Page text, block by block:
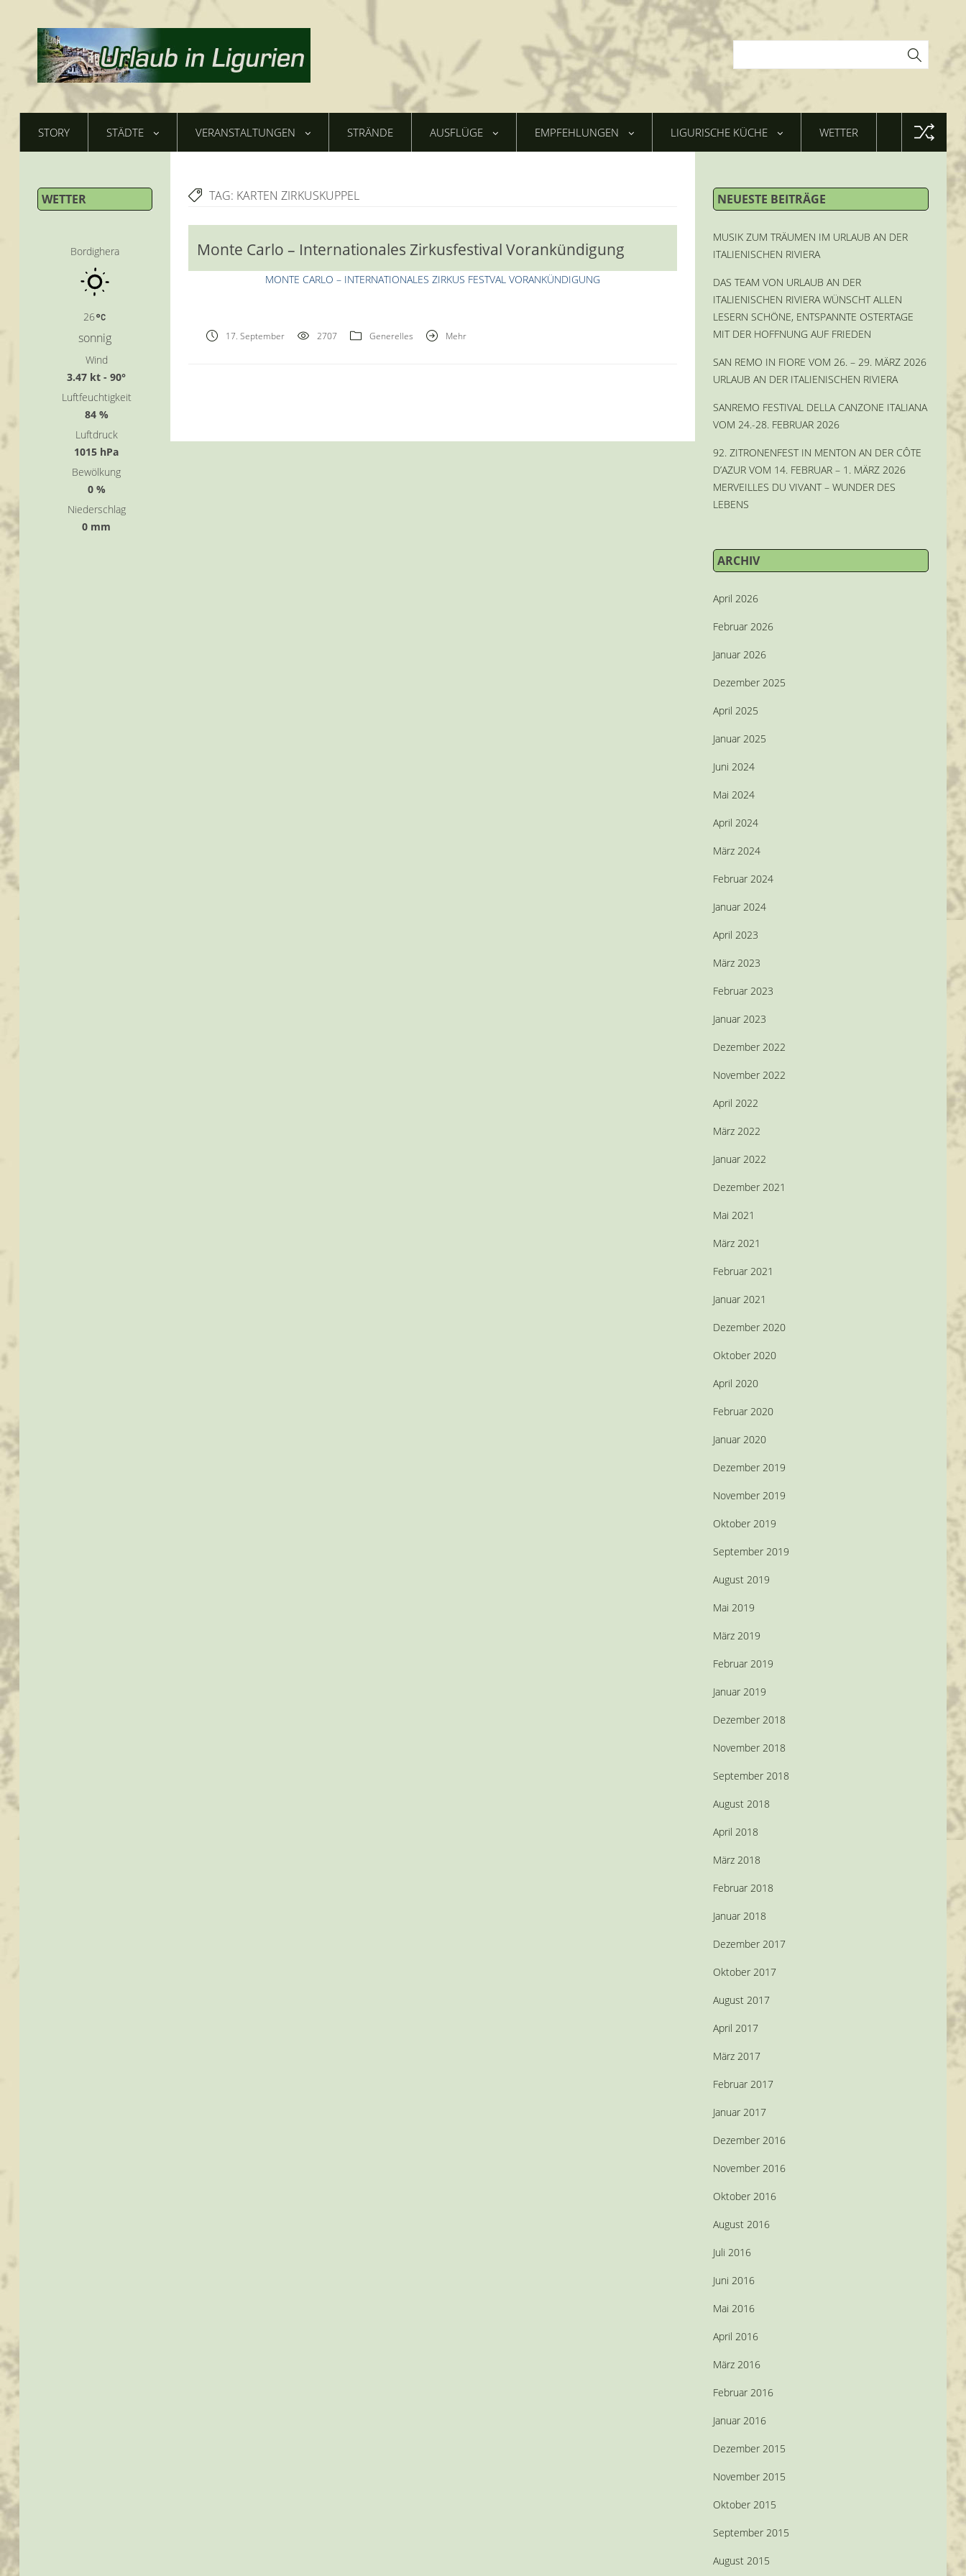
STORY STÄDTE VERANSTALTUNGEN STRÄNDE AUSFLÜGE EMPFEHLUNGEN LIGURISCHE KÜCHE WETTER
WETTER
Bordighera
26
sonnig
Wind
3.47 kt - 90°
Luftfeuchtigkeit
84 %
Luftdruck
1015 hPa
Bewölkung
0 %
Niederschlag
0 mm
TAG: KARTEN ZIRKUSKUPPEL
Monte Carlo – Internationales Zirkusfestival Vorankündigung
MONTE CARLO – INTERNATIONALES ZIRKUS FESTVAL VORANKÜNDIGUNG
17. September 2707 Generelles Mehr
NEUESTE BEITRÄGE
MUSIK ZUM TRÄUMEN IM URLAUB AN DER
ITALIENISCHEN RIVIERA
DAS TEAM VON URLAUB AN DER
ITALIENISCHEN RIVIERA WÜNSCHT ALLEN
LESERN SCHÖNE, ENTSPANNTE OSTERTAGE
MIT DER HOFFNUNG AUF FRIEDEN
SAN REMO IN FIORE VOM 26. – 29. MÄRZ 2026
URLAUB AN DER ITALIENISCHEN RIVIERA
SANREMO FESTIVAL DELLA CANZONE ITALIANA
VOM 24.-28. FEBRUAR 2026
92. ZITRONENFEST IN MENTON AN DER CÔTE
D’AZUR VOM 14. FEBRUAR – 1. MÄRZ 2026
MERVEILLES DU VIVANT – WUNDER DES
LEBENS
ARCHIV
April 2026
Februar 2026
Januar 2026
Dezember 2025
April 2025
Januar 2025
Juni 2024
Mai 2024
April 2024
März 2024
Februar 2024
Januar 2024
April 2023
März 2023
Februar 2023
Januar 2023
Dezember 2022
November 2022
April 2022
März 2022
Januar 2022
Dezember 2021
Mai 2021
März 2021
Februar 2021
Januar 2021
Dezember 2020
Oktober 2020
April 2020
Februar 2020
Januar 2020
Dezember 2019
November 2019
Oktober 2019
September 2019
August 2019
Mai 2019
März 2019
Februar 2019
Januar 2019
Dezember 2018
November 2018
September 2018
August 2018
April 2018
März 2018
Februar 2018
Januar 2018
Dezember 2017
Oktober 2017
August 2017
April 2017
März 2017
Februar 2017
Januar 2017
Dezember 2016
November 2016
Oktober 2016
August 2016
Juli 2016
Juni 2016
Mai 2016
April 2016
März 2016
Februar 2016
Januar 2016
Dezember 2015
November 2015
Oktober 2015
September 2015
August 2015